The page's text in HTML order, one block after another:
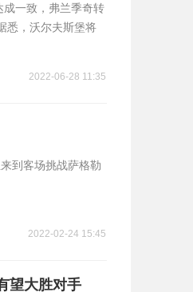
一致，弗兰季奇转
悉，沃尔夫斯堡将
2022-06-28 11:35
到客场挑战萨格勒
2022-02-24 15:45
望大胜对手